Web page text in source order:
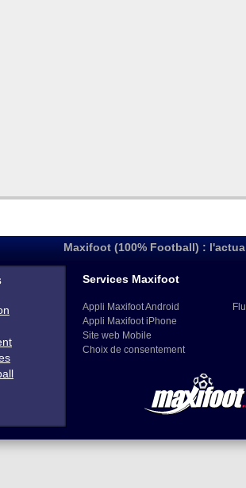
Maxifoot (100% Football) :
Services Maxifoot
Appli Maxifoot Android
Appli Maxifoot iPhone
Site web Mobile
Choix de consentement